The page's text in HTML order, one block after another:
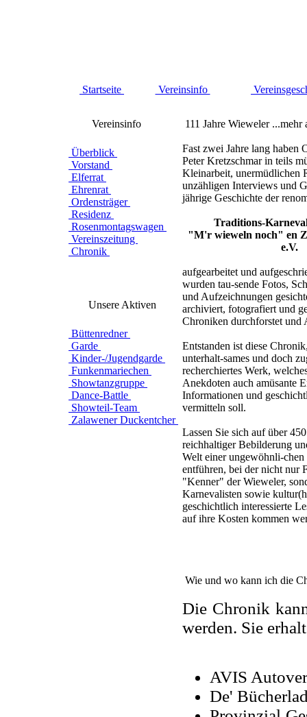
Startseite Vereinsinfo
Vereinsinfo
Überblick
Vorstand
Elferrat
Ehrenrat
Ordensträger
Residenz
Rosenmontagswagen
Vereinszeitung
Chronik
Unsere Aktiven
Büttenredner
Garde
Kinder-/Jugendgarde
Funkenmariechen
Showtanzgruppe
Dance-Battle
Showteil-Team
Zalawener Duckentcher
111 Jahre Wieweler
Fast zwei Jahre lang haben
Peter Kretzschmar in teils
Kleinarbeit, unermüdlichen
unzähligen Interviews und
jährige Geschichte der
Traditions-
"M'r wieweln noch" en
e.V.
aufgearbeitet und
wurden tau-sende Fotos,
und Aufzeichnungen
archiviert, fotografiert und
Chroniken durchforstet und
Entstanden ist diese
unterhalt-sames und doch
recherchiertes Werk,
Anekdoten auch amüsante
Informationen und
vermitteln soll.
Lassen Sie sich auf über
reichhaltiger Bebilderung
Welt einer ungewöhnli-
entführen, bei der nicht nur
"Kenner" der Wieweler,
Karnevalisten sowie
geschichtlich interessierte
auf ihre Kosten kommen
Wie und wo kann ich die
Die Chronik
werden. Sie
AVIS
De'